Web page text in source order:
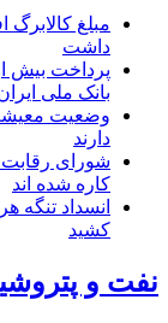
مبلغ کالابرگ
داشت
بانک ملی
وضعیت معیشت
دارند
شورای
کاره شده اند
انسداد تنگه
کشید
نفت و